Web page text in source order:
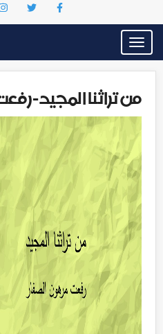
Toggle
navigation
من تراثنا المجيد-